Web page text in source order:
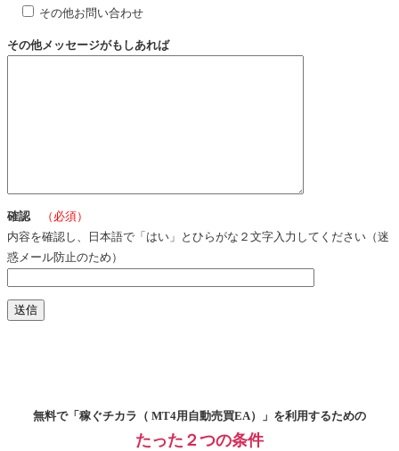
その他お問い合わせ
その他メッセージがもしあれば
確認
（必須）
内容を確認し、日本語で「はい」とひらがな２文字入力してください（迷
惑メール防止のため）
無料で「稼ぐチカラ（ MT4用自動売買EA）」を利用するための
たった２つの条件